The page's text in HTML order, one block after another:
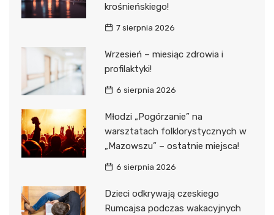
krośnieńskiego!
7 sierpnia 2026
Wrzesień – miesiąc zdrowia i
profilaktyki!
6 sierpnia 2026
Młodzi „Pogórzanie” na
warsztatach folklorystycznych w
„Mazowszu” – ostatnie miejsca!
6 sierpnia 2026
Dzieci odkrywają czeskiego
Rumcajsa podczas wakacyjnych